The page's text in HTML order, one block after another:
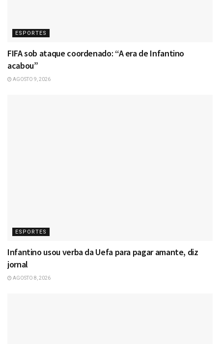
ESPORTES
FIFA sob ataque coordenado: “A era de Infantino
acabou”
AGOSTO 9, 2026
ESPORTES
Infantino usou verba da Uefa para pagar amante, diz
jornal
AGOSTO 8, 2026